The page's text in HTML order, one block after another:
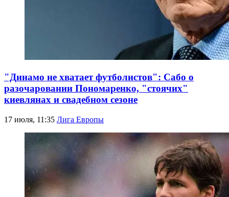
"Динамо не хватает футболистов": Сабо о
разочаровании Пономаренко, "стоячих"
киевлянах и свадебном сезоне
17 июля, 11:35 Лига Европы